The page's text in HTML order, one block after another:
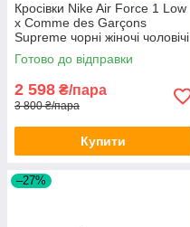
Кросівки Nike Air Force 1 Low
х Comme des Garçons
Supreme чорні жіночі чоловічі
Готово до відправки
2 598 ₴/пара
3 800 ₴/пара
Купити
–27%